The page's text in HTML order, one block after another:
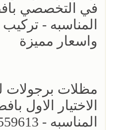
في التخصصي
المناسبه -
واسعار مميزة
مظلات برجولات
الاختيار الاول